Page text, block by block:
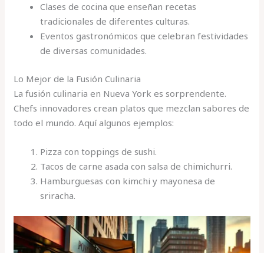
Clases de cocina que enseñan recetas
tradicionales de diferentes culturas.
Eventos gastronómicos que celebran festividades
de diversas comunidades.
Lo Mejor de la Fusión Culinaria
La fusión culinaria en Nueva York es sorprendente.
Chefs innovadores crean platos que mezclan sabores de
todo el mundo. Aquí algunos ejemplos:
Pizza con toppings de sushi.
Tacos de carne asada con salsa de chimichurri.
Hamburguesas con kimchi y mayonesa de
sriracha.